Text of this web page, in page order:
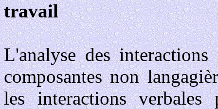
travail
L'analyse des
composantes non
les interactions verbales